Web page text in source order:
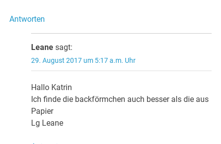
Antworten
Leane sagt:
29. August 2017 um 5:17 a.m. Uhr
Hallo Katrin
Ich finde die backförmchen auch besser als die aus
Papier
Lg Leane